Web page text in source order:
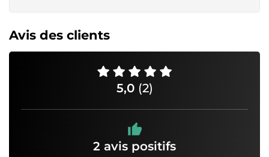
Avis des clients
5,0 (2)
2 avis positifs